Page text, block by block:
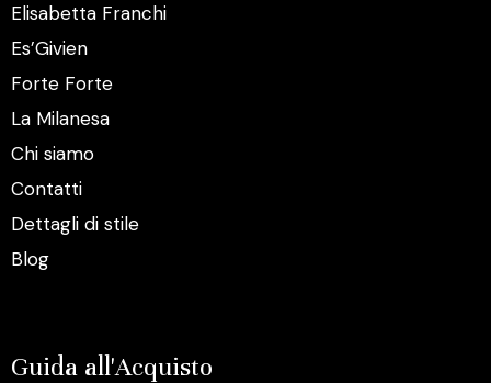
Elisabetta Franchi
Es’Givien
Forte Forte
La Milanesa
Chi siamo
Contatti
Dettagli di stile
Blog
Guida all'Acquisto